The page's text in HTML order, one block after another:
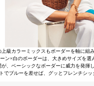
上級カラーミックスもボーダーを軸に組
ン×白のボーダーは、大きめサイズを選
、ベーシックなボーダーに威力を発揮
でブルーを差せば、グッとフレンチシッ